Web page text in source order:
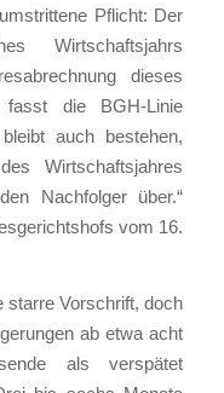
Pflicht: Der
Wirtschaftsjahrs
dieses
fasst die BGH-Linie
auch bestehen,
Wirtschaftsjahres
Nachfolger über.“
vom 16.
starre Vorschrift, doch
ab etwa acht
als verspätet